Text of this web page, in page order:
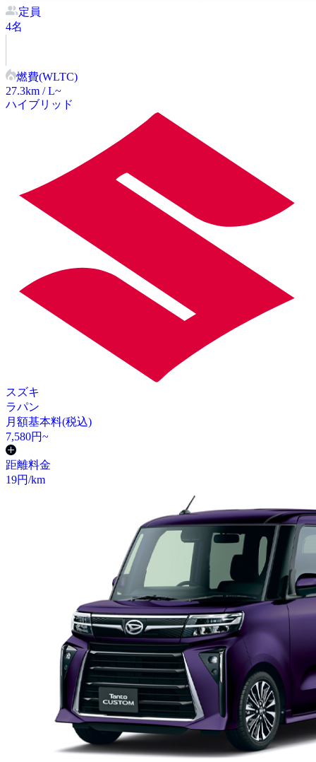
定員
4名
燃費(WLTC)
27.3km / L~
ハイブリッド
スズキ
ラパン
月額基本料(税込)
7,580円~
距離料金
19円/km